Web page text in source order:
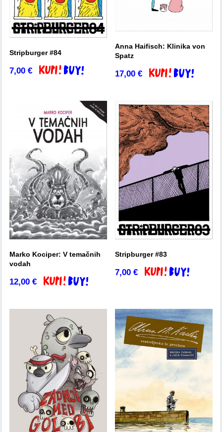
Stripburger #84
7,00€ Dodaj v košarico
Anna Haifisch: Klinika von
Spatz
17,00€ Dodaj v košarico
Marko Kociper: V temačnih
vodah
12,00€ Dodaj v košarico
Stripburger #83
7,00€ Dodaj v košarico